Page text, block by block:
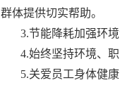
群体提供切实帮助。
3.节能降耗加强环
4.始终坚持环境、
5.关爱员工身体健